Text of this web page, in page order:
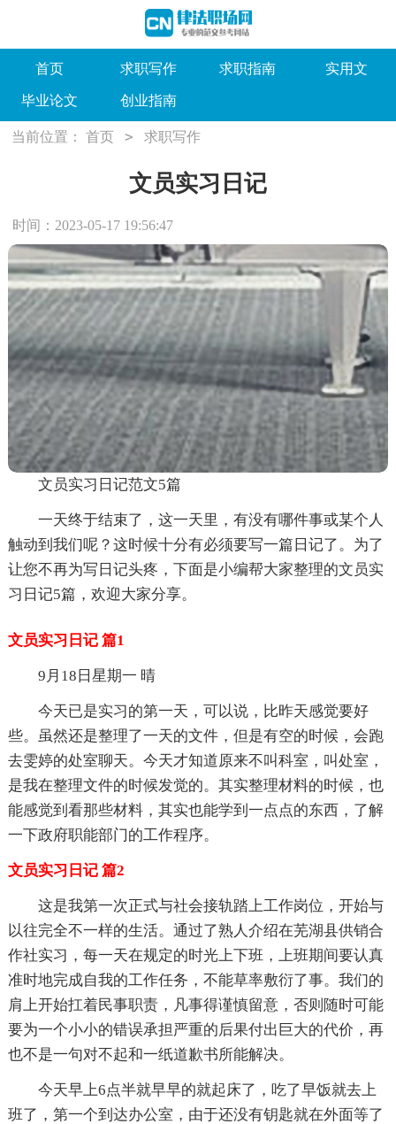
首页 求职写作 求职指南 实用文
毕业论文 创业指南
当前位置： 首页 > 求职写作
文员实习日记
时间：2023-05-17 19:56:47
文员实习日记范文5篇
一天终于结束了，这一天里，有没有哪件事或某个人
触动到我们呢？这时候十分有必须要写一篇日记了。为了
让您不再为写日记头疼，下面是小编帮大家整理的文员实
习日记5篇，欢迎大家分享。
文员实习日记 篇1
9月18日星期一 晴
今天已是实习的第一天，可以说，比昨天感觉要好
些。虽然还是整理了一天的文件，但是有空的时候，会跑
去雯婷的处室聊天。今天才知道原来不叫科室，叫处室，
是我在整理文件的时候发觉的。其实整理材料的时候，也
能感觉到看那些材料，其实也能学到一点点的东西，了解
一下政府职能部门的工作程序。
文员实习日记 篇2
这是我第一次正式与社会接轨踏上工作岗位，开始与
以往完全不一样的生活。通过了熟人介绍在芜湖县供销合
作社实习，每一天在规定的时光上下班，上班期间要认真
准时地完成自我的工作任务，不能草率敷衍了事。我们的
肩上开始扛着民事职责，凡事得谨慎留意，否则随时可能
要为一个小小的错误承担严重的后果付出巨大的代价，再
也不是一句对不起和一纸道歉书所能解决。
今天早上6点半就早早的就起床了，吃了早饭就去上
班了，第一个到达办公室，由于还没有钥匙就在外面等了